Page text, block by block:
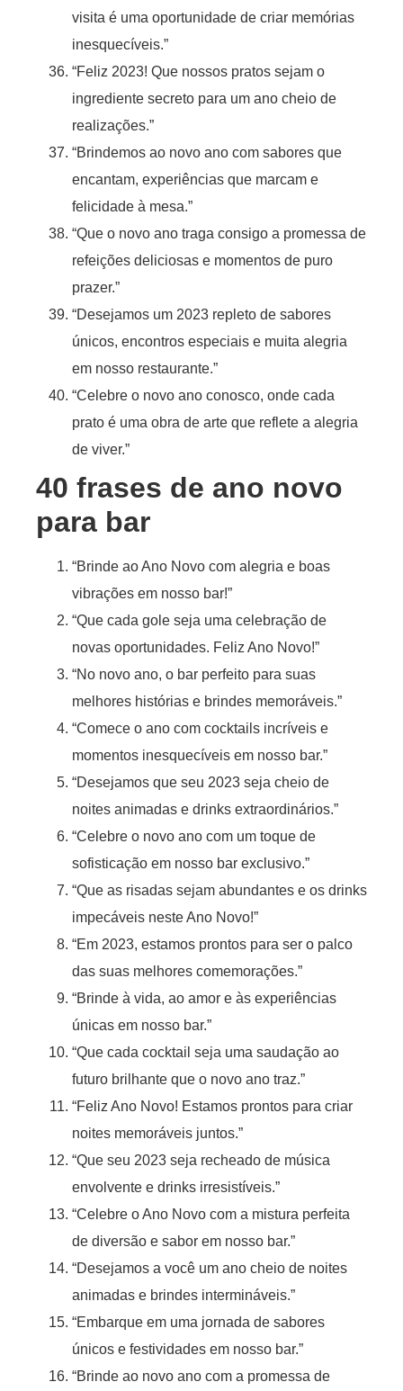
visita é uma oportunidade de criar memórias
inesquecíveis.”
“Feliz 2023! Que nossos pratos sejam o
ingrediente secreto para um ano cheio de
realizações.”
“Brindemos ao novo ano com sabores que
encantam, experiências que marcam e
felicidade à mesa.”
“Que o novo ano traga consigo a promessa de
refeições deliciosas e momentos de puro
prazer.”
“Desejamos um 2023 repleto de sabores
únicos, encontros especiais e muita alegria
em nosso restaurante.”
“Celebre o novo ano conosco, onde cada
prato é uma obra de arte que reflete a alegria
de viver.”
40 frases de ano novo
para bar
“Brinde ao Ano Novo com alegria e boas
vibrações em nosso bar!”
“Que cada gole seja uma celebração de
novas oportunidades. Feliz Ano Novo!”
“No novo ano, o bar perfeito para suas
melhores histórias e brindes memoráveis.”
“Comece o ano com cocktails incríveis e
momentos inesquecíveis em nosso bar.”
“Desejamos que seu 2023 seja cheio de
noites animadas e drinks extraordinários.”
“Celebre o novo ano com um toque de
sofisticação em nosso bar exclusivo.”
“Que as risadas sejam abundantes e os drinks
impecáveis neste Ano Novo!”
“Em 2023, estamos prontos para ser o palco
das suas melhores comemorações.”
“Brinde à vida, ao amor e às experiências
únicas em nosso bar.”
“Que cada cocktail seja uma saudação ao
futuro brilhante que o novo ano traz.”
“Feliz Ano Novo! Estamos prontos para criar
noites memoráveis juntos.”
“Que seu 2023 seja recheado de música
envolvente e drinks irresistíveis.”
“Celebre o Ano Novo com a mistura perfeita
de diversão e sabor em nosso bar.”
“Desejamos a você um ano cheio de noites
animadas e brindes intermináveis.”
“Embarque em uma jornada de sabores
únicos e festividades em nosso bar.”
“Brinde ao novo ano com a promessa de